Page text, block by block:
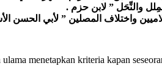
والنِّحَل ” لابن حزم .
واختلاف المصلين ” لأبي الحسن
menetapkan kriteria kapan